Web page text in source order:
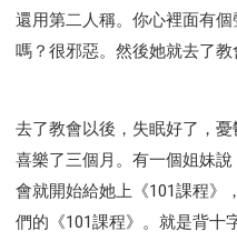
還用第二人稱。你心裡面有個
嗎？很邪惡。然後她就去了教
去了教會以後，失眠好了，
喜樂了三個月。有一個姐妹
會就開始給她上《101課程》
們的《101課程》。就是背十